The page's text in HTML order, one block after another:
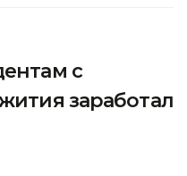
с
заработал